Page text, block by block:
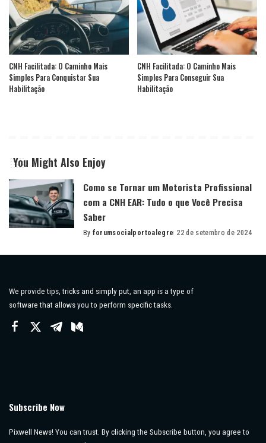
CNH Facilitada: O Caminho Mais
Simples Para Conquistar Sua
Habilitação
CNH Facilitada: O Caminho Mais
Simples Para Conseguir Sua
Habilitação
You Might Also Enjoy
Como se Tornar um Motorista Profissional
com a CNH EAR: Tudo o que Você Precisa
Saber
Posted
By forumsocialportoalegre 22 de setembro de 2024
We provide tips, tricks and simply put, an app is a type of
software that allows you to perform specific tasks.
Subscribe Now
Pixwell News! You can trust. By clicking the Subscribe button, you agree to